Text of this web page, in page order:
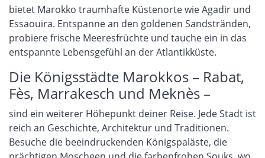
bietet Marokko traumhafte Küstenorte wie Agadir und
Essaouira. Entspanne an den goldenen Sandstränden,
probiere frische Meeresfrüchte und tauche ein in das
entspannte Lebensgefühl an der Atlantikküste.
Die Königsstädte Marokkos – Rabat,
Fès, Marrakesch und Meknès –
sind ein weiterer Höhepunkt deiner Reise. Jede Stadt ist
reich an Geschichte, Architektur und Traditionen.
Besuche die beeindruckenden Königspaläste, die